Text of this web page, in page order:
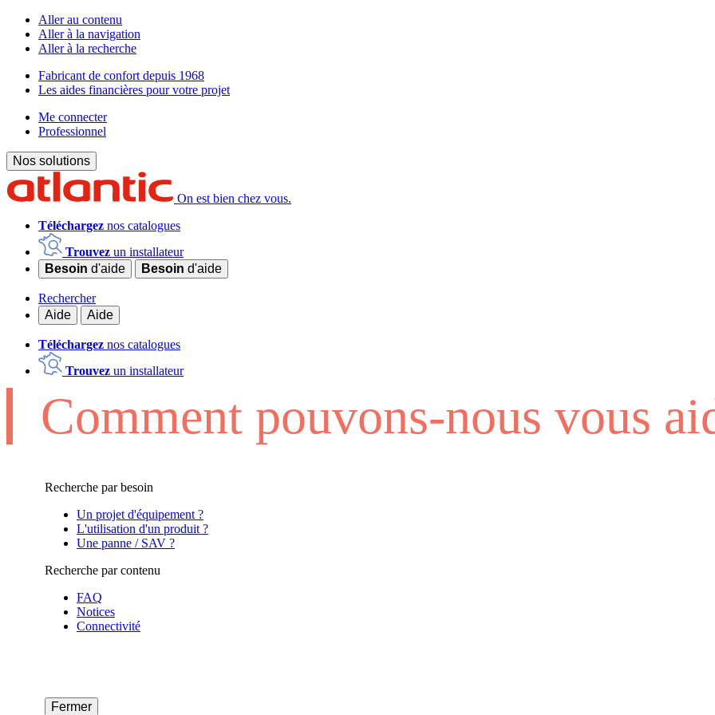
Aller au contenu
Aller à la navigation
Aller à la recherche
Fabricant de confort depuis 1968
Les aides financières pour votre projet
Me connecter
Professionnel
Nos solutions
On est bien chez vous.
Téléchargez nos catalogues
Trouvez un installateur
Besoin d'aide Besoin d'aide
Rechercher
Aide
Aide
Téléchargez nos catalogues
Trouvez un installateur
Comment pouvons-nous vous
Recherche par besoin
Un projet d'équipement ?
L'utilisation d'un produit ?
Une panne / SAV ?
Recherche par contenu
FAQ
Notices
Connectivité
Fermer